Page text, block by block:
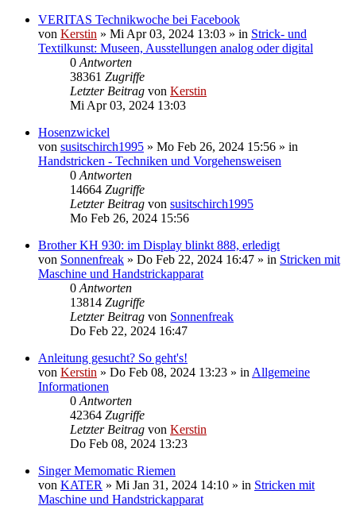
VERITAS Technikwoche bei Facebook
von Kerstin » Mi Apr 03, 2024 13:03 » in Strick- und
Textilkunst: Museen, Ausstellungen analog oder digital
0 Antworten
38361 Zugriffe
Letzter Beitrag von Kerstin
Mi Apr 03, 2024 13:03
Hosenzwickel
von susitschirch1995 » Mo Feb 26, 2024 15:56 » in
Handstricken - Techniken und Vorgehensweisen
0 Antworten
14664 Zugriffe
Letzter Beitrag von susitschirch1995
Mo Feb 26, 2024 15:56
Brother KH 930: im Display blinkt 888, erledigt
von Sonnenfreak » Do Feb 22, 2024 16:47 » in Stricken mit
Maschine und Handstrickapparat
0 Antworten
13814 Zugriffe
Letzter Beitrag von Sonnenfreak
Do Feb 22, 2024 16:47
Anleitung gesucht? So geht's!
von Kerstin » Do Feb 08, 2024 13:23 » in Allgemeine
Informationen
0 Antworten
42364 Zugriffe
Letzter Beitrag von Kerstin
Do Feb 08, 2024 13:23
Singer Memomatic Riemen
von KATER » Mi Jan 31, 2024 14:10 » in Stricken mit
Maschine und Handstrickapparat